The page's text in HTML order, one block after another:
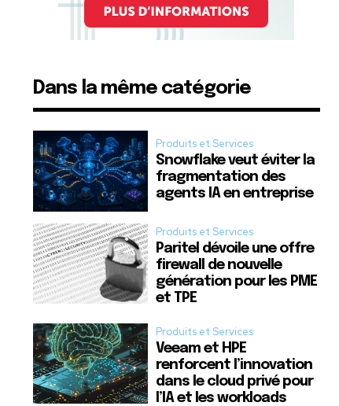
Dans la même catégorie
Produits et Services
Snowflake veut éviter la
fragmentation des
agents IA en entreprise
Produits et Services
Paritel dévoile une offre
firewall de nouvelle
génération pour les PME
et TPE
Produits et Services
Veeam et HPE
renforcent l’innovation
dans le cloud privé pour
l’IA et les workloads